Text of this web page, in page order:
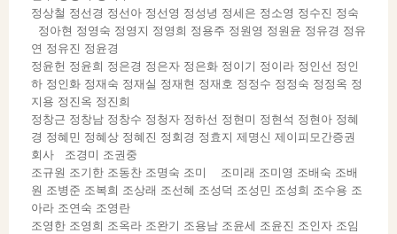
정상철 정선경 정선아 정선영 정성녕 정세은 정소영 정수진 정숙
정아현 정영숙 정영지 정영희 정용주 정원영 정원윤 정유경 정유
연 정유진 정윤경
정윤헌 정윤희 정은경 정은자 정은화 정이기 정이라 정인선 정인
하 정인화 정재숙 정재실 정재현 정재호 정정수 정정숙 정정옥 정
지용 정진옥 정진희
정창근 정창남 정창수 정청자 정하선 정현미 정현석 정현아 정혜
경 정혜민 정혜상 정혜진 정회경 정효지 제명신 제이피모간증권
회사 조경미 조권중
조규원 조기한 조동찬 조명숙 조미 조미래 조미영 조배숙 조배
원 조병준 조복희 조상래 조선혜 조성덕 조성민 조성희 조수용 조
아라 조연숙 조영란
조영한 조영희 조옥라 조완기 조용남 조윤세 조윤진 조인자 조임